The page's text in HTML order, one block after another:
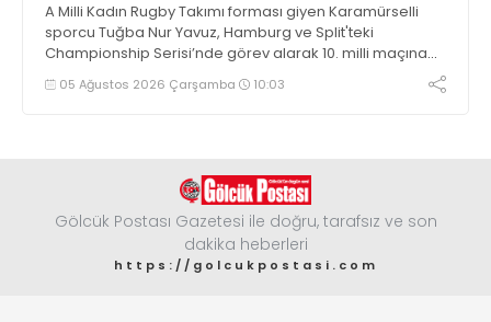
A Milli Kadın Rugby Takımı forması giyen Karamürselli
sporcu Tuğba Nur Yavuz, Hamburg ve Split'teki
Championship Serisi’nde görev alarak 10. milli maçına
çıkma eşiğini geride bıraktı
05 Ağustos 2026 Çarşamba 10:03
Gölcük Postası Gazetesi ile doğru, tarafsız ve son
dakika heberleri
https://golcukpostasi.com